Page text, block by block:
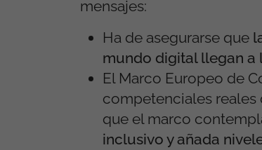
mensajes:
Ha de asegurarse que
mundo digital llegan a
El Marco Europeo de
competenciales reales
que el marco
inclusivo y añada